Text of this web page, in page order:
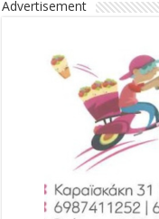
Advertisement